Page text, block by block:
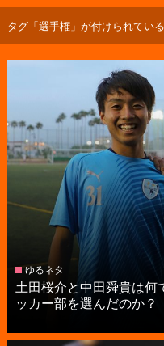
タグ「選手権」が付けられてい
ゆるネタ
土田桜介と中田舜貴は何
ッカー部を選んだのか？